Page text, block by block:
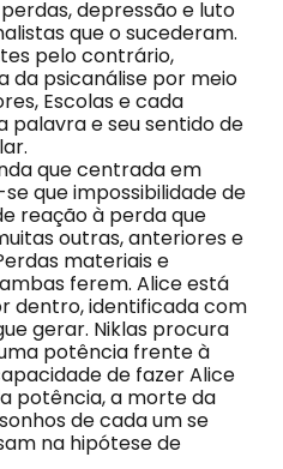
depressão e luto
que o sucederam.
pelo contrário,
da psicanálise por meio
Escolas e cada
palavra e seu sentido de
que centrada em
que impossibilidade de
reação à perda que
outras, anteriores e
materiais e
ferem. Alice está
dentro, identificada com
gerar. Niklas procura
potência frente à
de fazer Alice
potência, a morte da
de cada um se
na hipótese de